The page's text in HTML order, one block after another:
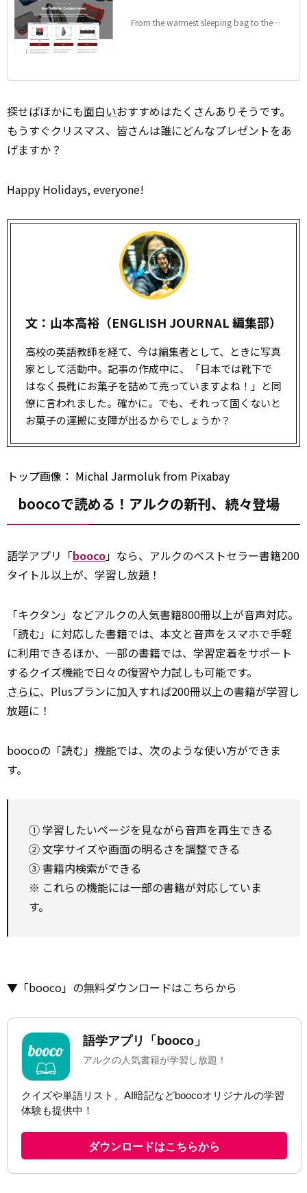
From the warmest sleeping bag to the
探せばほかにも面白いおすすめはたくさんありそうです。
もうすぐクリスマス、皆さんは誰にどんなプレゼントをあ
げますか？
Happy Holidays, everyone!
文：山本高裕（ENGLISH JOURNAL 編集部）
高校の英語教師を経て、今は編集者として、ときに写真
家として活動中。記事の作成中に、「日本では靴下で
はなく長靴にお菓子を詰めて売っていますよね！」と同
僚に言われました。確かに。でも、それって固くないと
お菓子の運搬に支障が出るからでしょうか？
トップ画像： Michal Jarmolukfrom Pixabay
boocoで読める！アルクの新刊、続々登場
語学アプリ「booco」なら、アルクのベストセラー書籍200
タイトル以上が、学習し放題！
「キクタン」などアルクの人気書籍800冊以上が音声対応。
「読む」に対応した書籍では、本文と音声をスマホで手軽
に利用できるほか、一部の書籍では、学習定着をサポート
するクイズ機能で日々の復習や力試しも可能です。
さらに、Plusプランに加入すれば200冊以上の書籍が学習し
放題に！
boocoの「読む」 機能では、次のような使い方ができま
す。
① 学習したいページを見ながら音声を再生できる
② 文字サイズや画面の明るさを調整できる
③ 書籍内検索ができる
※ これらの機能には一部の書籍が対応していま
す。
▼「booco」の無料ダウンロードはこちらから